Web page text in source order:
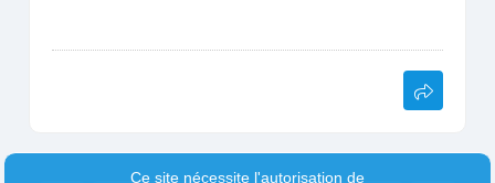
Ce site nécessite l'autorisation de